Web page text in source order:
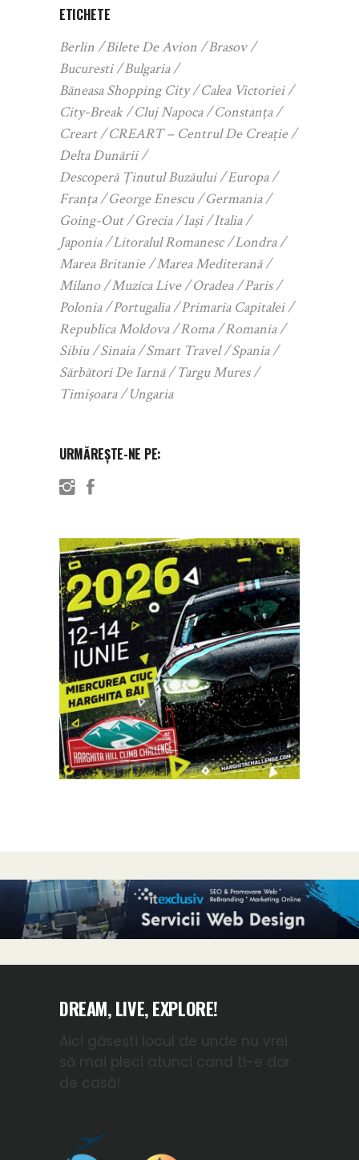
ETICHETE
Berlin Bilete De Avion
Brasov
Bucuresti
Bulgaria
Băneasa Shopping City
Calea Victoriei
City-Break
Cluj Napoca
Constanța
Creart
CREART – Centrul De Creație
Delta Dunării
Descoperă Ținutul Buzăului
Europa
Franța
George Enescu
Germania
Going-Out
Grecia Iași
Italia
Japonia
Litoralul Romanesc
Londra
Marea Britanie
Marea Mediterană
Milano
Muzica Live Oradea
Paris
Polonia
Portugalia
Primaria Capitalei
Republica Moldova
Roma
Romania
Sibiu
Sinaia Smart Travel
Spania
Sărbători De Iarnă
Targu Mures
Timișoara
Ungaria
URMĂREȘTE-NE PE:
DREAM, LIVE, EXPLORE!
Aici găsești locul de unde nu vrei
să mai pleci atunci cand ti-e dor
de casă!